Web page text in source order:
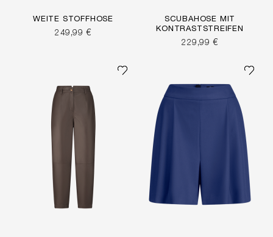
WEITE STOFFHOSE
249,99 €
SCUBAHOSE MIT
KONTRASTSTREIFEN
229,99 €